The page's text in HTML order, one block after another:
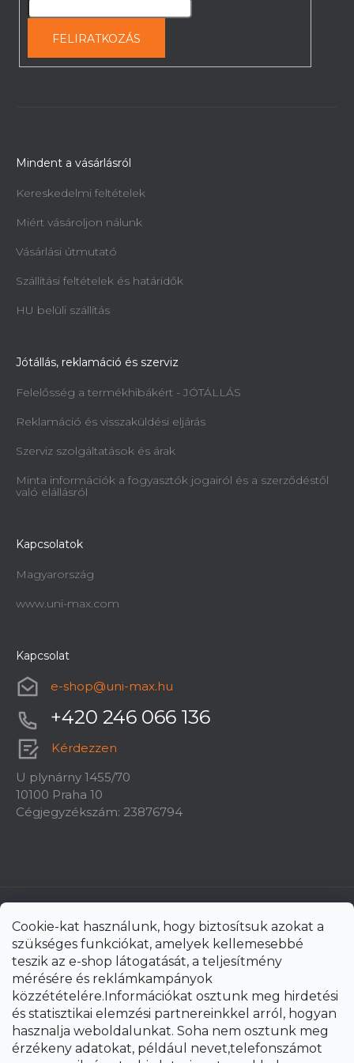
Cookie-kat használunk, hogy biztosítsuk azokat a
szükséges funkciókat, amelyek kellemesebbé
teszik az e-shop látogatását, a teljesítmény
mérésére és reklámkampányok
közzétételére.Információkat osztunk meg hirdetési
és statisztikai elemzési partnereinkkel arról, hogyan
hasznalja weboldalunkat. Soha nem osztunk meg
érzékeny adatokat, például nevet,telefonszámot
FELIRATKOZÁS
Mindent a vásárlásról
Kereskedelmi feltételek
Miért vásároljon nálunk
Vásárlási útmutató
Szállítási feltételek és határidők
HU belüli szállítás
Jótállás, reklamáció és szerviz
Felelősség a termékhibákért - JÓTÁLLÁS
Reklamáció és visszaküldési eljárás
Szerviz szolgáltatások és árak
Minta információk a fogyasztók jogairól és a szerződéstől
való elállásról
Kapcsolatok
Magyarország
www.uni-max.com
Kapcsolat
e-shop@uni-max.hu
+420 246 066 136
Kérdezzen
U plynárny 1455/70
10100 Praha 10
Cégjegyzékszám: 23876794